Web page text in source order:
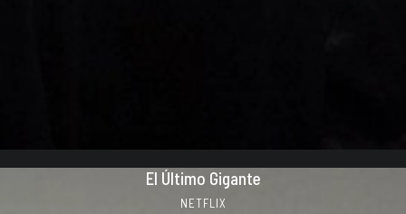
El Último Gigante
NETFLIX